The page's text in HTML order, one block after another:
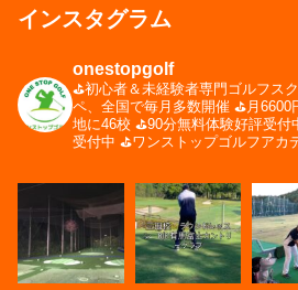
インスタグラム
onestopgolf
⛳️初心者＆未経験者専門ゴルフス
ペ、全国で毎月多数開催 ⛳️月6600
地に46校 ⛳️90分無料体験好評受付
受付中 ⛳️ワンストップゴルフアカ